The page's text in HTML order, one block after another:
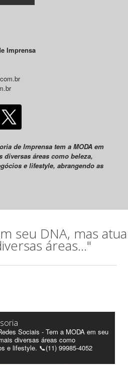
Imprensa
de Imprensa tem a MODA em
diversas áreas como beleza,
e lifestyle, abrangendo as
seu DNA, mas atua
áreas..."
Sociais - Tem a MODA em seu
diversas áreas como
e lifestyle. 📞(11) 99985-4052